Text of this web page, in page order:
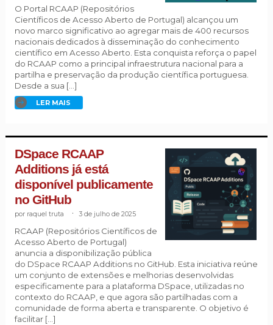
O Portal RCAAP (Repositórios
Científicos de Acesso Aberto de Portugal) alcançou um
novo marco significativo ao agregar mais de 400 recursos
nacionais dedicados à disseminação do conhecimento
científico em Acesso Aberto. Esta conquista reforça o papel
do RCAAP como a principal infraestrutura nacional para a
partilha e preservação da produção científica portuguesa.
Desde a sua […]
LER MAIS
DSpace RCAAP
Additions já está
disponível publicamente
no GitHub
raquel truta 3 de julho de 2025
RCAAP (Repositórios Científicos de
Acesso Aberto de Portugal)
anuncia a disponibilização pública
do DSpace RCAAP Additions no GitHub. Esta iniciativa reúne
um conjunto de extensões e melhorias desenvolvidas
especificamente para a plataforma DSpace, utilizadas no
contexto do RCAAP, e que agora são partilhadas com a
comunidade de forma aberta e transparente. O objetivo é
facilitar […]